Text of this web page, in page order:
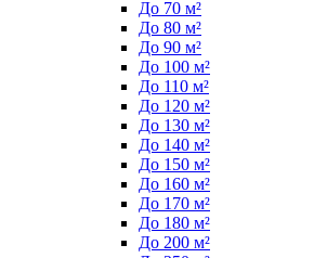
До 70 м²
До 80 м²
До 90 м²
До 100 м²
До 110 м²
До 120 м²
До 130 м²
До 140 м²
До 150 м²
До 160 м²
До 170 м²
До 180 м²
До 200 м²